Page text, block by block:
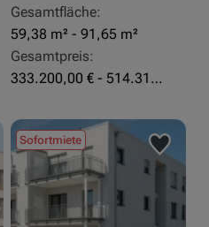
Gesamtfläche:
59,38 m² - 91,65 m²
Gesamtpreis:
333.200,00 € - 514.310,00 €
Sofortmiete